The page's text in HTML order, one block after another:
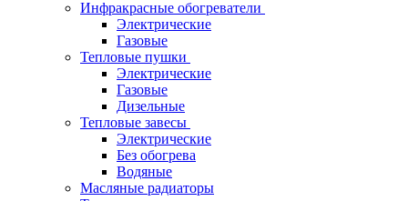
Инфракрасные обогреватели
Электрические
Газовые
Тепловые пушки
Электрические
Газовые
Дизельные
Тепловые завесы
Электрические
Без обогрева
Водяные
Масляные радиаторы